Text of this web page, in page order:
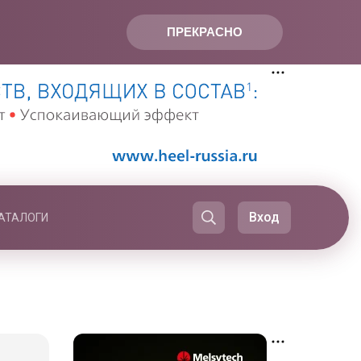
ПРЕКРАСНО
Вход